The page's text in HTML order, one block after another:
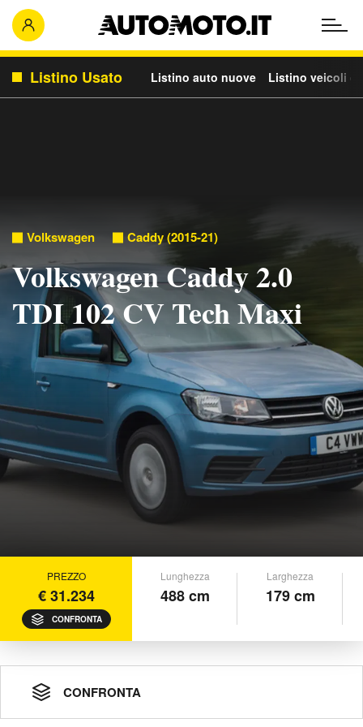
Listino Usato Listino auto nuove Listino veicoli
Volkswagen Caddy (2015-21)
Volkswagen Caddy 2.0
TDI 102 CV Tech Maxi
PREZZO
€ 31.234
CONFRONTA
Lunghezza
488 cm
Larghezza
179 cm
CONFRONTA